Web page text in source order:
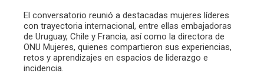
El conversatorio reunió a destacadas mujeres líderes
con trayectoria internacional, entre ellas embajadoras
de Uruguay, Chile y Francia, así como la directora de
ONU Mujeres, quienes compartieron sus experiencias,
retos y aprendizajes en espacios de liderazgo e
incidencia.